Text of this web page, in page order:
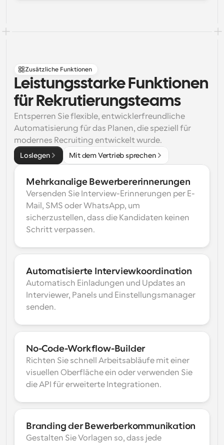
Zusätzliche Funktionen
Leistungsstarke Funktionen
für Rekrutierungsteams
Entsperren Sie flexible, entwicklerfreundliche
Automatisierung für das Planen, die speziell für
modernes Recruiting entwickelt wurde.
Loslegen Mit dem Vertrieb sprechen
Mehrkanalige Bewerbererinnerungen
Versenden Sie Interview-Erinnerungen per E-
Mail, SMS oder WhatsApp, um
sicherzustellen, dass die Kandidaten keinen
Schritt verpassen.
Automatisierte Interviewkoordination
Automatisch Einladungen und Updates an
Interviewer, Panels und Einstellungsmanager
senden.
No-Code-Workflow-Builder
Richten Sie schnell Arbeitsabläufe mit einer
visuellen Oberfläche ein oder verwenden Sie
die API für erweiterte Integrationen.
Branding der Bewerberkommunikation
Gestalten Sie Vorlagen so, dass jede